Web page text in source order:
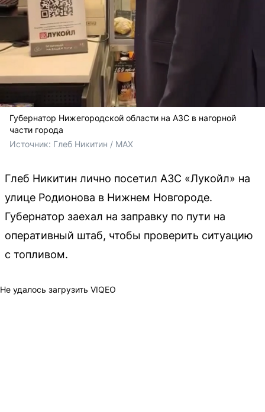
Губернатор Нижегородской области на АЗС в нагорной
части города
Источник: Глеб Никитин / MAX
Глеб Никитин лично посетил АЗС «Лукойл» на
улице Родионова в Нижнем Новгороде.
Губернатор заехал на заправку по пути на
оперативный штаб, чтобы проверить ситуацию
с топливом.
Не удалось загрузить VIQEO